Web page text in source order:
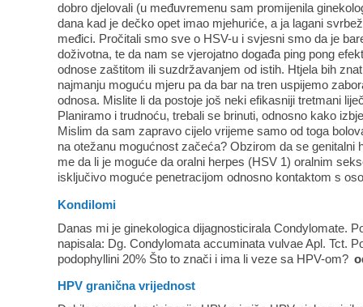
dobro djelovali (u međuvremenu sam promijenila
dana kad je dečko opet imao mjehuriće, a ja lagani
međici. Pročitali smo sve o HSV-u i svjesni smo da je
doživotna, te da nam se vjerojatno događa ping pong
odnose zaštitom ili suzdržavanjem od istih. Htjela bih
najmanju moguću mjeru pa da bar na tren uspijemo
odnosa. Mislite li da postoje još neki efikasniji tretmani
Planiramo i trudnoću, trebali se brinuti, odnosno kako
Mislim da sam zapravo cijelo vrijeme samo od toga
na otežanu mogućnost začeća? Obzirom da se genitalni
me da li je moguće da oralni herpes (HSV 1) oralnim
isključivo moguće penetracijom odnosno kontaktom s
Kondilomi
Danas mi je ginekologica dijagnosticirala Condylomate.
napisala: Dg. Condylomata accuminata vulvae Apl. Tct.
podophyllini 20% Što to znači i ima li veze sa HPV-om?
HPV granična vrijednost